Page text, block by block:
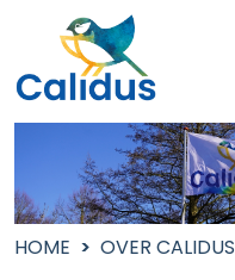
HOME OVER CALIDUS